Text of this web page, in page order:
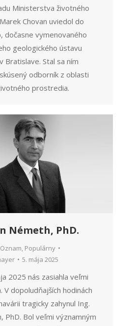
Ministerstva životného
Chovan uviedol do
dočasne vymenovaného
geologického ústavu
Bratislave. Stal sa ním
odborník z oblasti
prostredia.
Németh, PhD.
Oznam, Populárny
5. mája 2025
2025 nás zasiahla veľmi
V dopoludňajších hodinách
tragicky zahynul Ing.
PhD. Bol veľmi významným